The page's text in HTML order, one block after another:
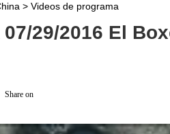
> Videos de programa
07/29/2016 El
Share on